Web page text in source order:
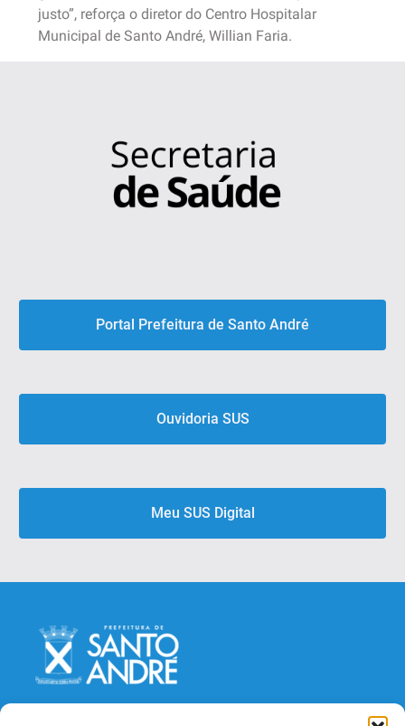
justo”, reforça o diretor do Centro Hospitalar
Municipal de Santo André, Willian Faria.
Portal Prefeitura de Santo André
Ouvidoria SUS
Meu SUS Digital